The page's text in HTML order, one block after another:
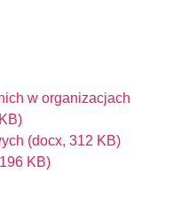
w organizacjach
(docx, 312 KB)
KB)